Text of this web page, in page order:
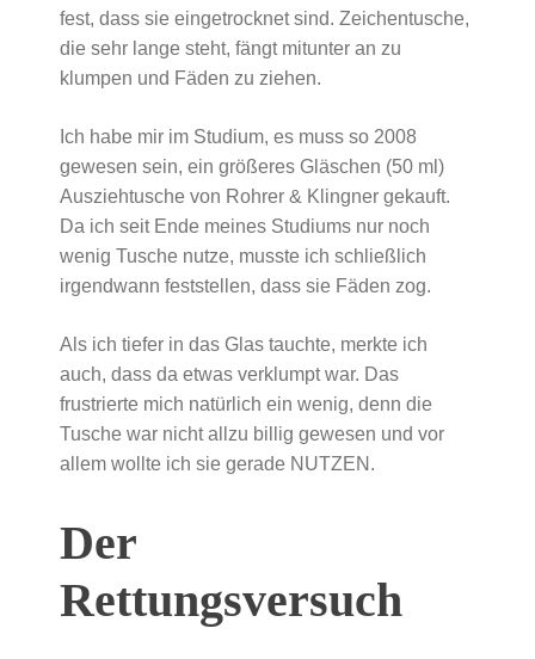
fest, dass sie eingetrocknet sind. Zeichentusche,
die sehr lange steht, fängt mitunter an zu
klumpen und Fäden zu ziehen.
Ich habe mir im Studium, es muss so 2008
gewesen sein, ein größeres Gläschen (50 ml)
Ausziehtusche von Rohrer & Klingner gekauft.
Da ich seit Ende meines Studiums nur noch
wenig Tusche nutze, musste ich schließlich
irgendwann feststellen, dass sie Fäden zog.
Als ich tiefer in das Glas tauchte, merkte ich
auch, dass da etwas verklumpt war. Das
frustrierte mich natürlich ein wenig, denn die
Tusche war nicht allzu billig gewesen und vor
allem wollte ich sie gerade NUTZEN.
Der
Rettungsversuch